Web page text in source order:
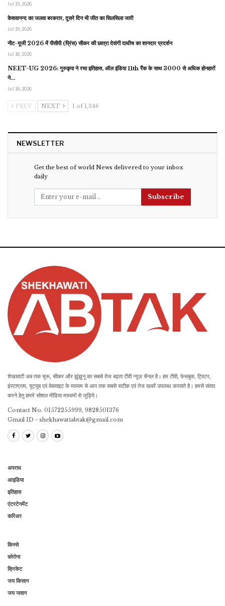
Jul 19, 2026
केशवानन्द का जलवा बरकरार, दूसरे दिन भी जीत का सिलसिला जारी
Jul 19, 2026
नीट-यूजी 2026 में पीसीपी (प्रिंस) सीकर की छात्रा देवांगी दाधीच का शानदार प्रदर्शन
Jul 18, 2026
NEET-UG 2026: गुरुकृपा ने रचा इतिहास, ऑल इंडिया 11th रैंक के साथ 3000 से अधिक होनहारों
ने…
Jul 18, 2026
PREV NEXT 1 of 1,346
NEWSLETTER
Get the best of world News delivered to your inbox
daily
Subscribe
शेखावाटी अब तक चूरू, सीकर और झुंझुनू का सबसे तेज बढ़ता टीवी न्यूज़ चैनल है। हम टीवी, फेसबुक, ट्विटर,
इंस्टाग्राम, यूट्यूब एवं वेबसाइट के माध्यम से आप तक सबसे सटीक एवं तेज खबरें उपलब्ध करवाते है। हमसे संवाद
करने हेतु हमारे सोशल मीडिया माध्यमों से जुड़िये।
Contact No. 01572255999, 9828501376
Gmail ID - shekhawatiabtak@gmail.com
अपराध
आइडिया
इतिहास
एंटरटेनमेंट
करिअर
किस्से
कोरोना
क्रिकेट
जय किसान
जय जवान